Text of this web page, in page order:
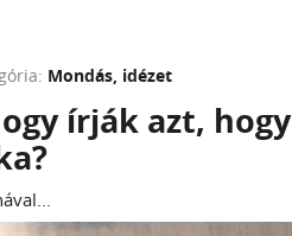
Mondás, idézet
írják azt, hogy